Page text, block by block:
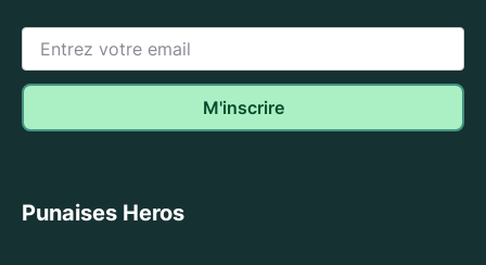
Punaises Heros